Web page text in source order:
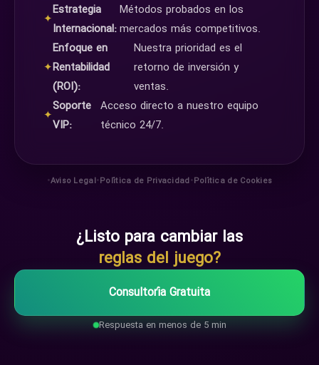
✦
Estrategia
Internacional:
Métodos probados en los
mercados más competitivos.
✦
Enfoque en
Rentabilidad
(ROI):
Nuestra prioridad es el
retorno de inversión y
ventas.
✦
Soporte
VIP:
Acceso directo a nuestro equipo
técnico 24/7.
•Aviso Legal•Política de Privacidad•Política de Cookies
¿Listo para cambiar las
reglas del juego?
Consultoría Gratuita
Respuesta en menos de 5 min